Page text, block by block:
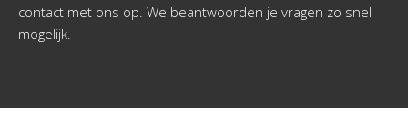
contact met ons op. We beantwoorden je vragen zo snel
mogelijk.